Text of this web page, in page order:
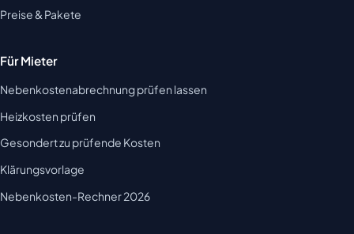
Preise & Pakete
Für Mieter
Nebenkostenabrechnung prüfen lassen
Heizkosten prüfen
Gesondert zu prüfende Kosten
Klärungsvorlage
Nebenkosten-Rechner 2026